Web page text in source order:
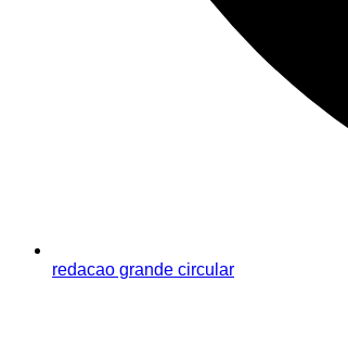
redacao grande circular